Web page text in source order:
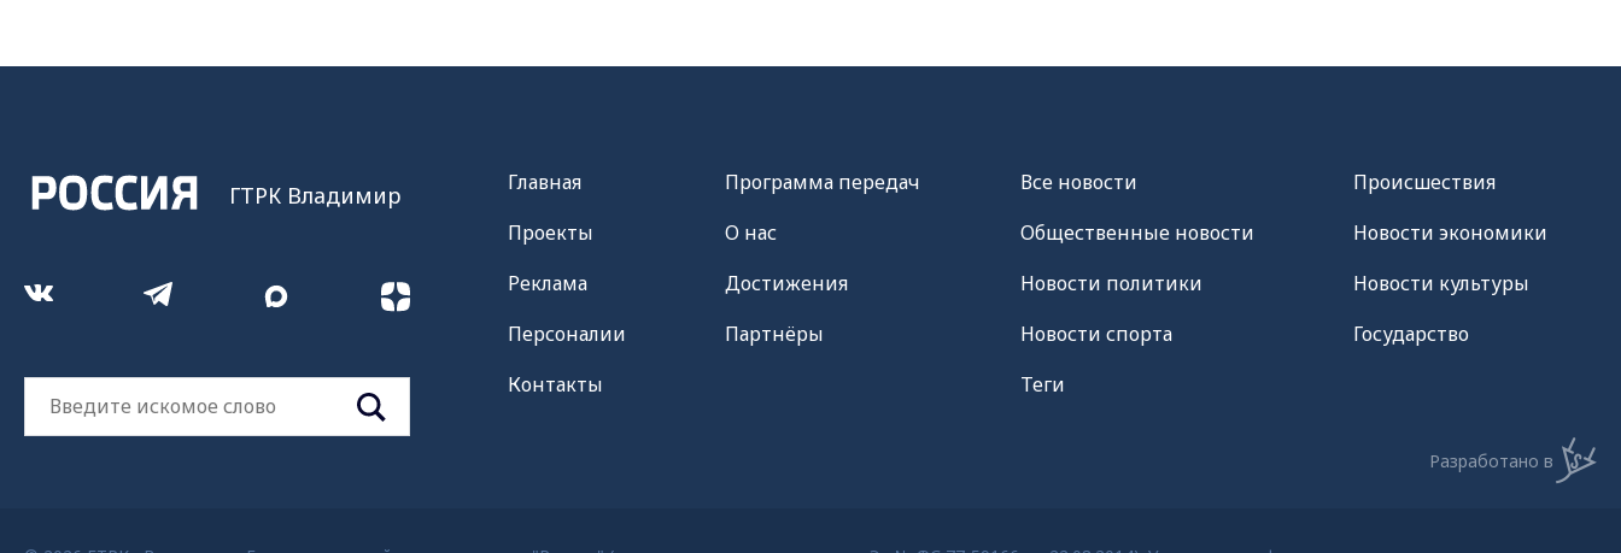
ГТРК Владимир
Главная
Проекты
Реклама
Персоналии
Контакты
Программа передач
О нас
Достижения
Партнёры
Все новости
Общественные новости
Новости политики
Новости спорта
Теги
Происшествия
Новости экономики
Новости культуры
Государство
Разработано в